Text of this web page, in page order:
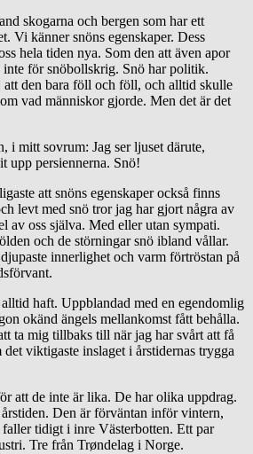
skogarna och bergen som har ett
Vi känner snöns egenskaper. Dess
hela tiden nya. Som den att även apor
inte för snöbollskrig. Snö har politik.
den bara föll och föll, och alltid skulle
vad människor gjorde. Men det är det
i mitt sovrum: Jag ser ljuset därute,
upp persiennerna. Snö!
att snöns egenskaper också finns
levt med snö tror jag har gjort några av
av oss själva. Med eller utan sympati.
och de störningar snö ibland vållar.
innerlighet och varm förtröstan på
haft. Uppblandad med en egendomlig
okänd ängels mellankomst fått behålla.
ta mig tillbaks till när jag har svårt att få
viktigaste inslaget i årstidernas trygga
att de inte är lika. De har olika uppdrag.
årstiden. Den är förväntan inför vintern,
tidigt i inre Västerbotten. Ett par
Tre från Trøndelag i Norge.